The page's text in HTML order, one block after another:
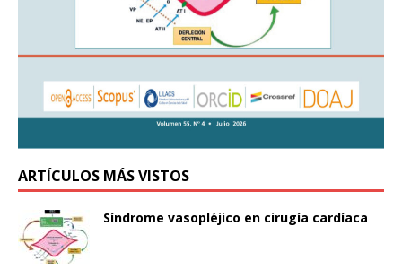
ARTÍCULOS MÁS VISTOS
Síndrome vasopléjico en cirugía cardíaca